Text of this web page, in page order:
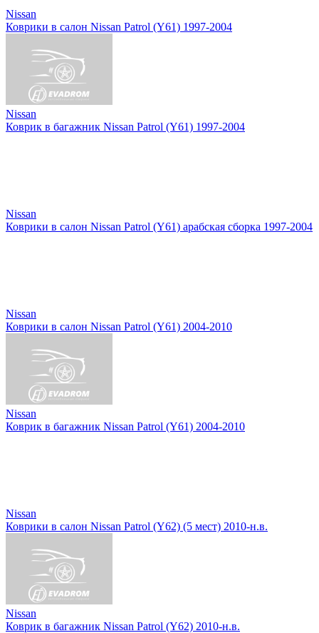
Nissan
Коврики в салон Nissan Patrol (Y61) 1997-2004
Nissan
Коврик в багажник Nissan Patrol (Y61) 1997-2004
Nissan
Коврики в салон Nissan Patrol (Y61) арабская сборка 1997-2004
Nissan
Коврики в салон Nissan Patrol (Y61) 2004-2010
Nissan
Коврик в багажник Nissan Patrol (Y61) 2004-2010
Nissan
Коврики в салон Nissan Patrol (Y62) (5 мест) 2010-н.в.
Nissan
Коврик в багажник Nissan Patrol (Y62) 2010-н.в.